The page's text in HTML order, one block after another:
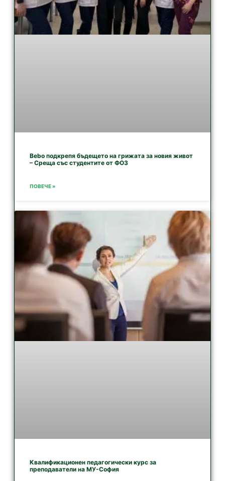
Bebo подкрепя бъдещето на грижата за новия живот
– Среща със студентите от ФОЗ
ПОВЕЧЕ »
Квалификационен педагогически курс за
преподаватели на МУ-София